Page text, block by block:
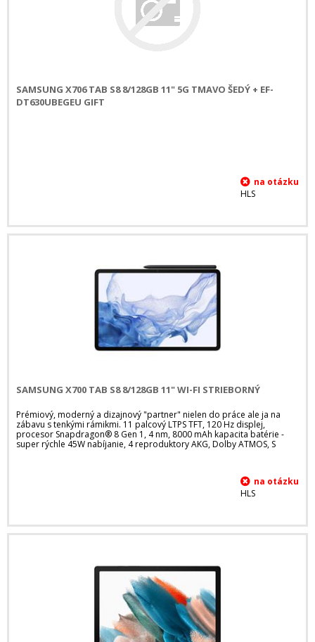
SAMSUNG X706 TAB S8 8/128GB 11" 5G TMAVO ŠEDÝ + EF-
DT630UBEGEU GIFT
HLS
SAMSUNG X700 TAB S8 8/128GB 11" WI-FI STRIEBORNÝ
Prémiový, moderný a dizajnový "partner" nielen do práce ale ja na
zábavu s tenkými rámikmi. 11 palcový LTPS TFT, 120 Hz displej,
procesor Snapdragon® 8 Gen 1, 4 nm, 8000 mAh kapacita batérie -
super rýchle 45W nabíjanie, 4 reproduktory AKG, Dolby ATMOS, S
HLS